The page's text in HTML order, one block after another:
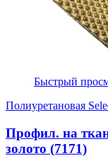
Быстрый
Полиуретановая
Профил. на
золото (7171)